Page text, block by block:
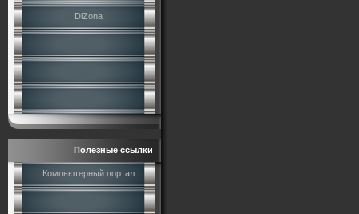
DiZona
Полезные ссылки
Компьютерный портал